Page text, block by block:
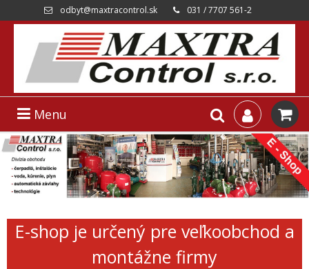
odbyt@maxtracontrol.sk 031 / 7707 561-2
Menu
E-shop je určený pre veľkoobchod a
montážne firmy